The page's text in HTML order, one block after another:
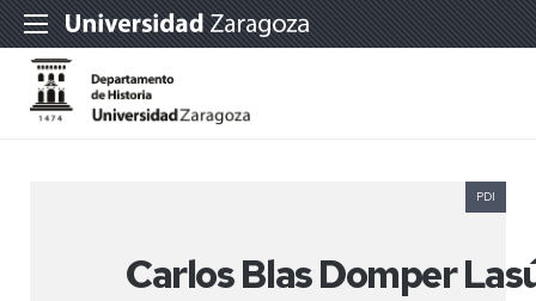
Carlos Blas Domper
PDI